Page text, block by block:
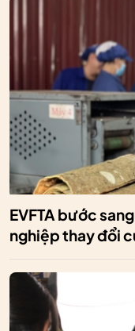
EVFTA bước
nghiệp thay đổi